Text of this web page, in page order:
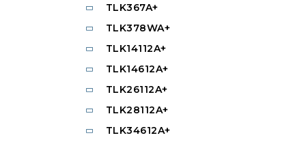
TLK367A+
TLK378WA+
TLK14112A+
TLK14612A+
TLK26112A+
TLK28112A+
TLK34612A+